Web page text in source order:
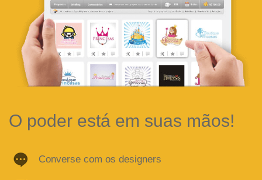
O poder está em suas mãos!
Converse com os designers